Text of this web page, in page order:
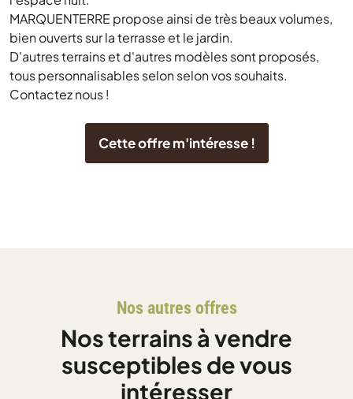
MARQUENTERRE propose ainsi de très beaux volumes,
bien ouverts sur la terrasse et le jardin.
D'autres terrains et d'autres modèles sont proposés,
tous personnalisables selon selon vos souhaits.
Contactez nous !
Cette offre m'intéresse !
Nos autres offres
Nos terrains à vendre
susceptibles de vous
intéresser